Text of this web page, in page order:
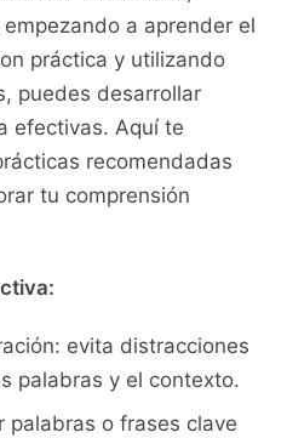
a aprender el
práctica y utilizando
puedes desarrollar
efectivas. Aquí ‍te
recomendadas
tu ‍comprensión
evita distracciones
palabras y el contexto.
palabras o frases ‍clave